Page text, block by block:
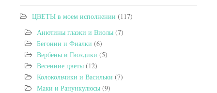
ЦВЕТЫ в моем исполнении (117)
Анютины глазки и Виолы (7)
Бегонии и Фиалки (6)
Вербены и Гвоздики (5)
Весенние цветы (12)
Колокольчики и Васильки (7)
Маки и Ранункулюсы (9)